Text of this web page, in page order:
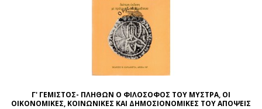
Γ' ΓΕΜΙΣΤΟΣ- ΠΛΗΘΩΝ Ο ΦΙΛΟΣΟΦΟΣ ΤΟΥ ΜΥΣΤΡΑ, ΟΙ
ΟΙΚΟΝΟΜΙΚΕΣ, ΚΟΙΝΩΝΙΚΕΣ ΚΑΙ ΔΗΜΟΣΙΟΝΟΜΙΚΕΣ ΤΟΥ ΑΠΟΨΕΙΣ